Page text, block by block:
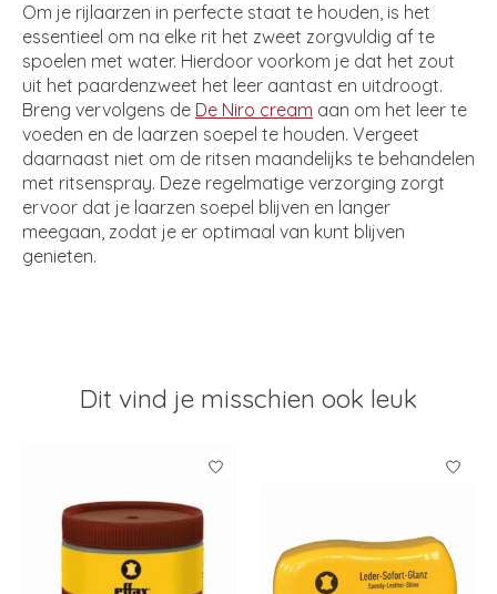
Om je rijlaarzen in perfecte staat te houden, is het
essentieel om na elke rit het zweet zorgvuldig af te
spoelen met water. Hierdoor voorkom je dat het zout
uit het paardenzweet het leer aantast en uitdroogt.
Breng vervolgens de De Niro cream aan om het leer te
voeden en de laarzen soepel te houden. Vergeet
daarnaast niet om de ritsen maandelijks te behandelen
met ritsenspray. Deze regelmatige verzorging zorgt
ervoor dat je laarzen soepel blijven en langer
meegaan, zodat je er optimaal van kunt blijven
genieten.
Dit vind je misschien ook leuk
Items van productcarrousel